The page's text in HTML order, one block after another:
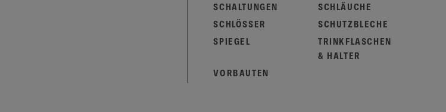
SCHALTUNGEN
SCHLÄUCHE
SCHLÖSSER
SCHUTZBLECHE
SPIEGEL
TRINKFLASCHEN
& HALTER
VORBAUTEN